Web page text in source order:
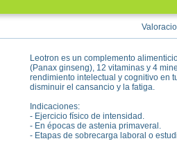
Leotron es un complemento
(Panax ginseng), 12 vitaminas y 4
rendimiento intelectual y cognitivo en
disminuir el cansancio y la fatiga.
Indicaciones:
- Ejercicio físico de intensidad.
- En épocas de astenia primaveral.
- Etapas de sobrecarga laboral o